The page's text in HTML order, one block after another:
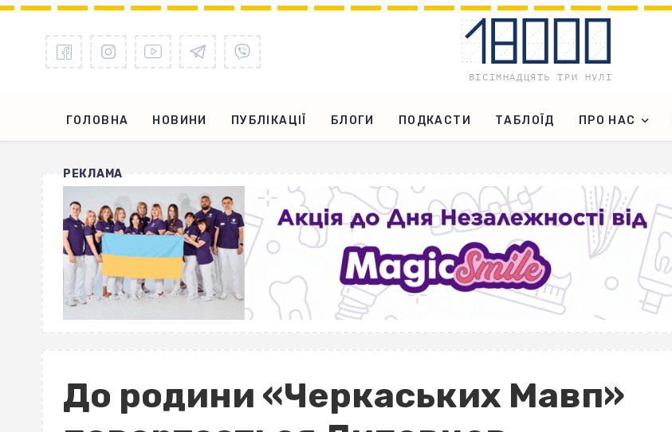
ГОЛОВНА НОВИНИ ПУБЛІКАЦІЇ БЛОГИ ПОДКАСТИ ТАБЛОЇД ПРО НАС
РЕКЛАМА
До родини «Черкаських Мавп»